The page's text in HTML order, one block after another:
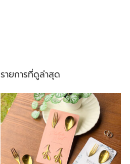
รายการที่ดูล่าสุด